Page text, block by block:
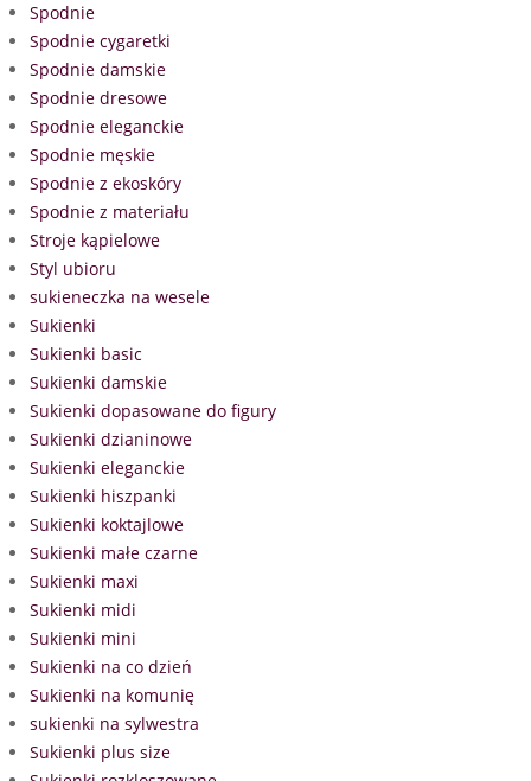
Spodnie
Spodnie cygaretki
Spodnie damskie
Spodnie dresowe
Spodnie eleganckie
Spodnie męskie
Spodnie z ekoskóry
Spodnie z materiału
Stroje kąpielowe
Styl ubioru
sukieneczka na wesele
Sukienki
Sukienki basic
Sukienki damskie
Sukienki dopasowane do figury
Sukienki dzianinowe
Sukienki eleganckie
Sukienki hiszpanki
Sukienki koktajlowe
Sukienki małe czarne
Sukienki maxi
Sukienki midi
Sukienki mini
Sukienki na co dzień
Sukienki na komunię
sukienki na sylwestra
Sukienki plus size